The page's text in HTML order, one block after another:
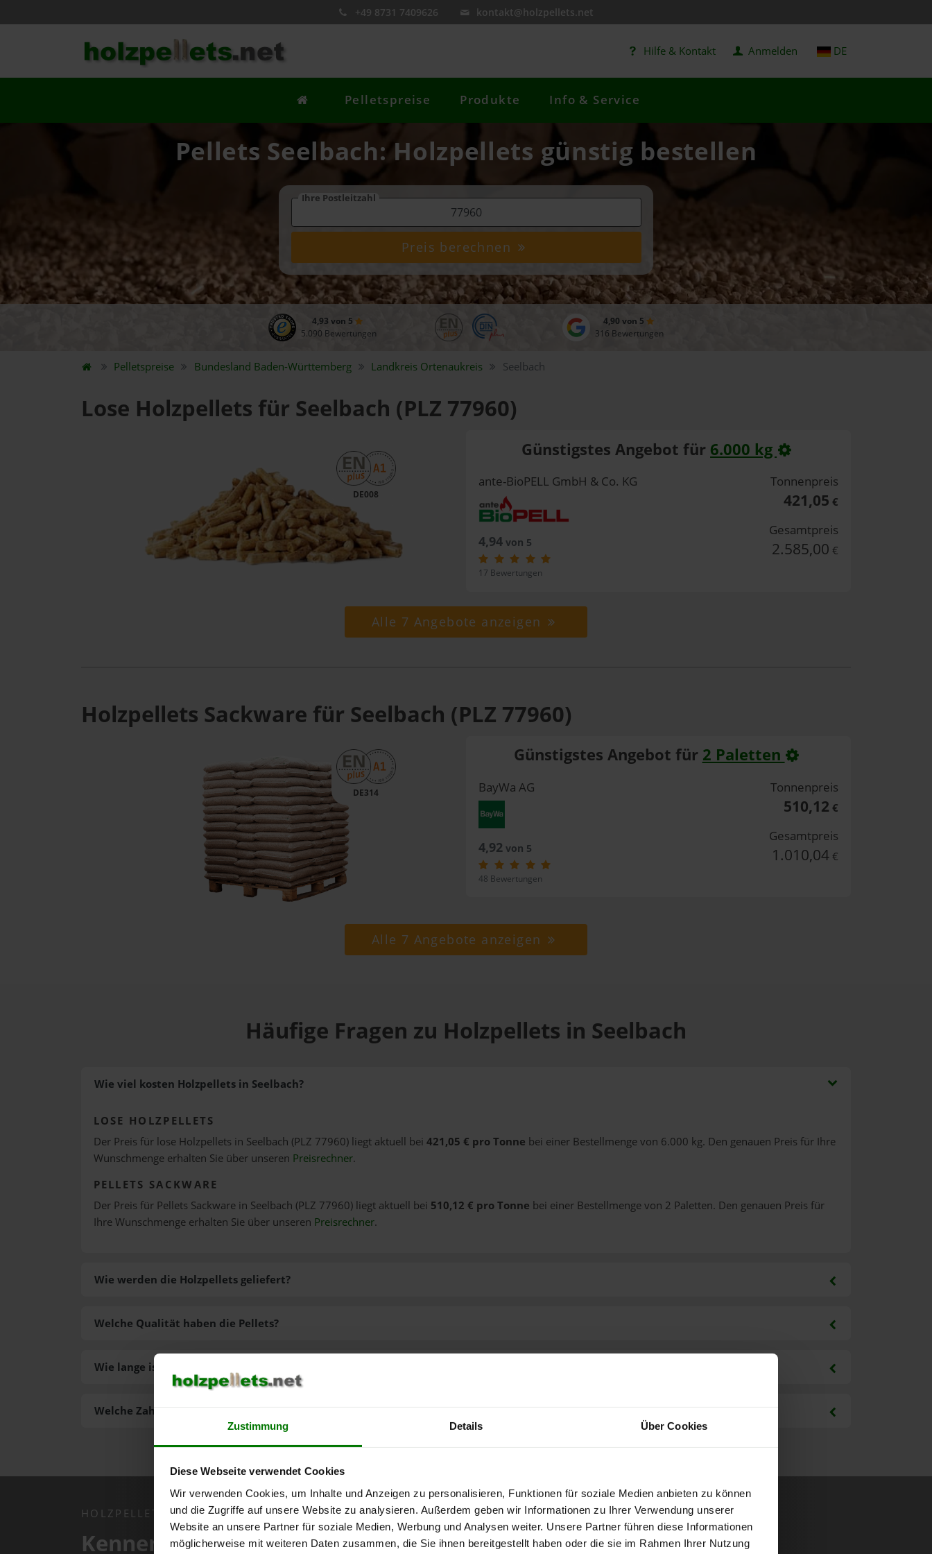
Zustimmung Details Über Cookies
Diese Webseite verwendet Cookies
Wir verwenden Cookies, um Inhalte und Anzeigen zu personalisieren, Funktionen für soziale Medien anbieten zu können
und die Zugriffe auf unsere Website zu analysieren. Außerdem geben wir Informationen zu Ihrer Verwendung unserer
Website an unsere Partner für soziale Medien, Werbung und Analysen weiter. Unsere Partner führen diese Informationen
möglicherweise mit weiteren Daten zusammen, die Sie ihnen bereitgestellt haben oder die sie im Rahmen Ihrer Nutzung
+49 8731 7409626 kontakt@holzpellets.net
Hilfe & Kontakt Anmelden DE
Pelletspreise Produkte Info & Service
Pellets Seelbach: Holzpellets günstig bestellen
Ihre Postleitzahl
Preis berechnen
4,93 von 5
5.090 Bewertungen
4,90 von 5
316 Bewertungen
Pelletspreise Bundesland Baden-Württemberg Landkreis Ortenaukreis Seelbach
Lose Holzpellets für Seelbach (PLZ 77960)
DE008
Günstigstes Angebot für 6.000 kg
ante-BioPELL GmbH & Co. KG
4,94von 5
17 Bewertungen
Tonnenpreis
421,05 €
Gesamtpreis
2.585,00 €
Alle 7 Angebote anzeigen
Holzpellets Sackware für Seelbach (PLZ 77960)
DE314
Günstigstes Angebot für 2 Paletten
BayWa AG
4,92von 5
48 Bewertungen
Tonnenpreis
510,12 €
Gesamtpreis
1.010,04 €
Alle 7 Angebote anzeigen
Häufige Fragen zu Holzpellets in Seelbach
Wie viel kosten Holzpellets in Seelbach?
LOSE HOLZPELLETS
Der Preis für lose Holzpellets in Seelbach (PLZ 77960) liegt aktuell bei 421,05 € pro Tonne bei einer Bestellmenge von 6.000 kg. Den genauen Preis für Ihre
Wunschmenge erhalten Sie über unseren Preisrechner.
PELLETS SACKWARE
Der Preis für Pellets Sackware in Seelbach (PLZ 77960) liegt aktuell bei 510,12 € pro Tonne bei einer Bestellmenge von 2 Paletten. Den genauen Preis für
Ihre Wunschmenge erhalten Sie über unseren Preisrechner.
Wie werden die Holzpellets geliefert?
Welche Zahlungsarten gibt es?
Welche Qualität haben die Pellets?
Wie lange ist die Lieferzeit der Pellets?
HOLZPELLETS.NET APP
Kennen Sie schon unsere kostenlose